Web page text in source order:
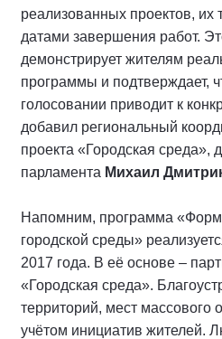
реализованных проектов,
датами завершения работ.
демонстрирует жителям
программы и подтверждает,
голосовании приводит к
добавил региональный
проекта «Городская среда»,
парламента Михаил
Напомним, программа
городской среды»
2017 года. В её основе –
«Городская среда».
территорий, мест массового
учётом инициатив жителей.